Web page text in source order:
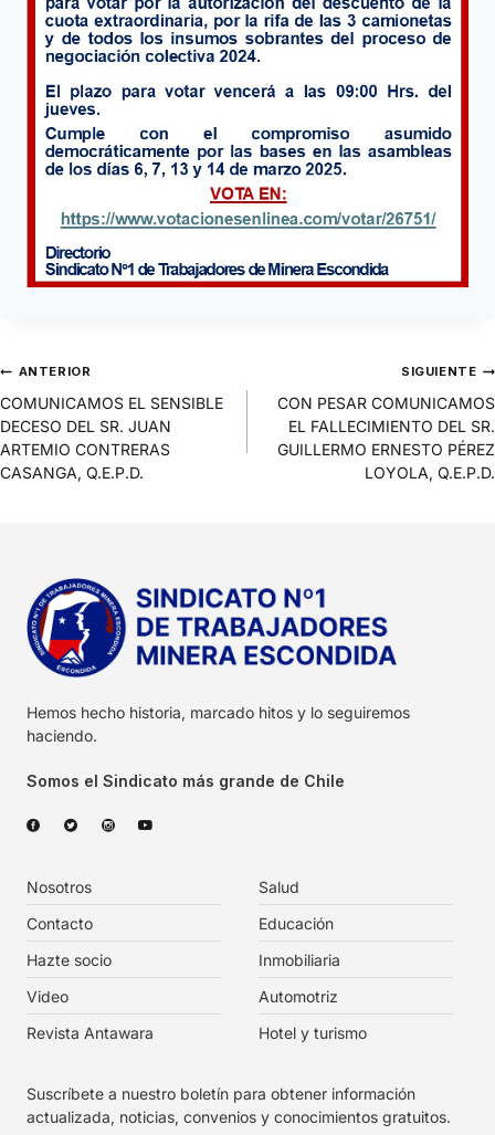
ANTERIOR
COMUNICAMOS EL SENSIBLE
DECESO DEL SR. JUAN
ARTEMIO CONTRERAS
CASANGA, Q.E.P.D.
SIGUIENTE
CON PESAR COMUNICAMOS
EL FALLECIMIENTO DEL SR.
GUILLERMO ERNESTO PÉREZ
LOYOLA, Q.E.P.D.
Hemos hecho historia, marcado hitos y lo seguiremos
haciendo.
Somos el Sindicato más grande de Chile
Nosotros
Contacto
Hazte socio
Video
Revista Antawara
Salud
Educación
Inmobiliaria
Automotriz
Hotel y turismo
Suscríbete a nuestro boletín para obtener información
actualizada, noticias, convenios y conocimientos gratuitos.